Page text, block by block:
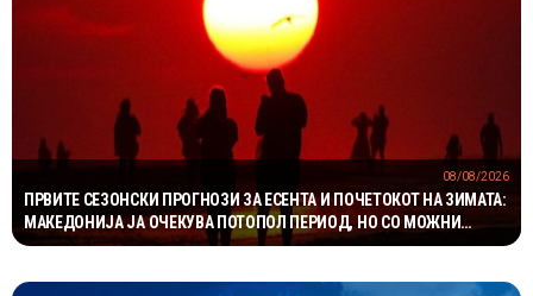
ПРВИТЕ СЕЗОНСКИ ПРОГНОЗИ ЗА ЕСЕНТА И ПОЧЕТОКОТ НА ЗИМАТА:
МАКЕДОНИЈА ЈА ОЧЕКУВА ПОТОПОЛ ПЕРИОД, НО СО МОЖНИ
НАГЛИ ВРЕМЕНСКИ ПРЕСВРТИ
08/08/2026